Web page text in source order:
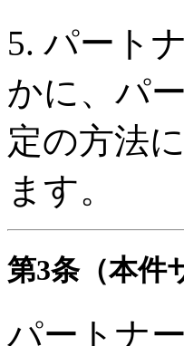
5. パート
かに、パ
定の方法
ます。
第3条（本件
パートナ